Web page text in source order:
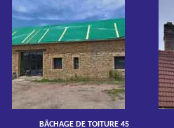
BÂCHAGE DE TOITURE 45